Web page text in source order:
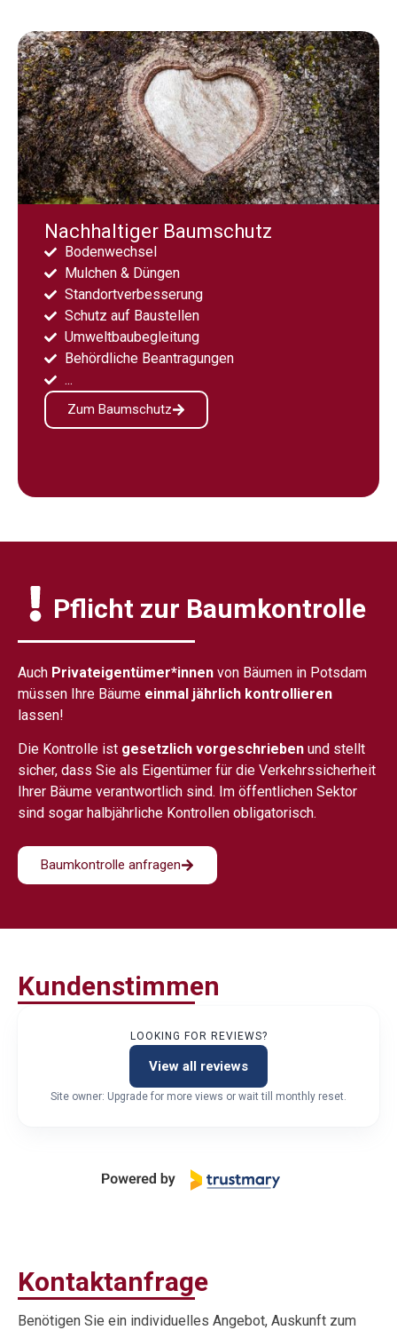
Nachhaltiger Baumschutz
Bodenwechsel
Mulchen & Düngen
Standortverbesserung
Schutz auf Baustellen
Umweltbaubegleitung
Behördliche Beantragungen
...
Zum Baumschutz
Pflicht zur Baumkontrolle
Auch Privateigentümer*innen von Bäumen in Potsdam
müssen Ihre Bäume einmal jährlich kontrollieren
lassen!
Die Kontrolle ist gesetzlich vorgeschrieben und stellt
sicher, dass Sie als Eigentümer für die Verkehrssicherheit
Ihrer Bäume verantwortlich sind. Im öffentlichen Sektor
sind sogar halbjährliche Kontrollen obligatorisch.
Baumkontrolle anfragen
Kundenstimmen
LOOKING FOR REVIEWS?
View all reviews
Site owner: Upgrade for more views or wait till monthly reset.
Kontaktanfrage
Benötigen Sie ein individuelles Angebot, Auskunft zum